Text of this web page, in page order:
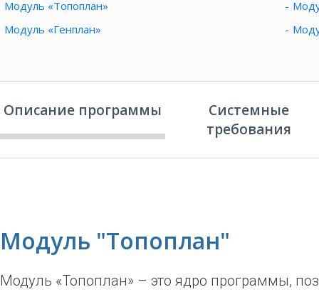
Модуль «Топоплан»
Модуль «Генплан»
Описание программы
Системные
требования
Модуль "Топоплан"
Модуль «Топоплан» – это ядро программы,